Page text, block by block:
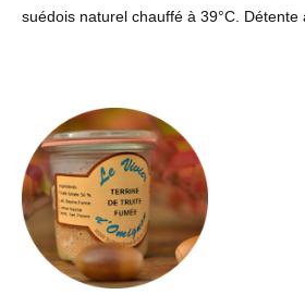
suédois naturel chauffé à 39°C. Détente